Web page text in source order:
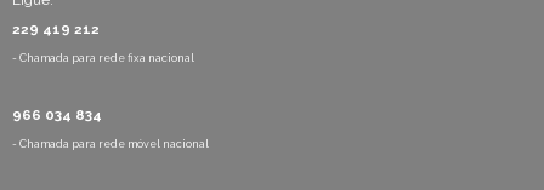
229 419 212
- Chamada para rede fixa nacional
966 034 834
- Chamada para rede móvel nacional